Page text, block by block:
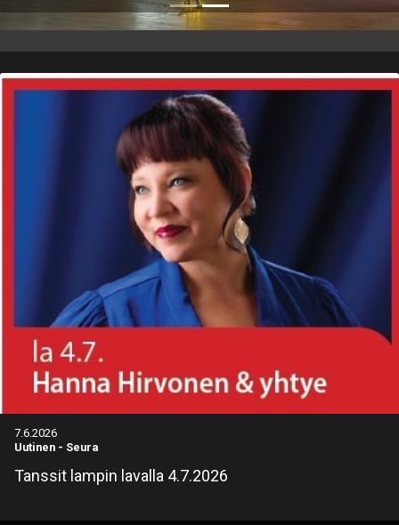
7.6.2026
Uutinen - Seura
Tanssit lampin lavalla 4.7.2026